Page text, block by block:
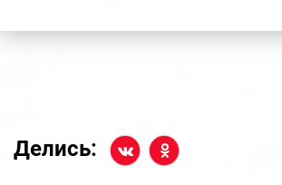
Делись: